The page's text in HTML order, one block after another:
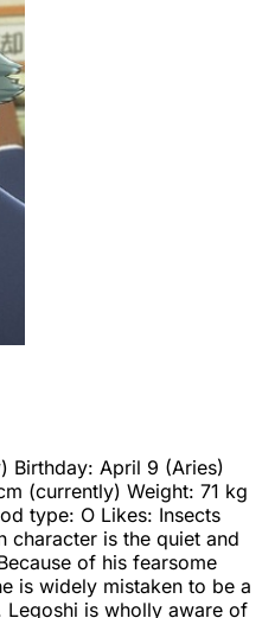
Birthday: April 9 (Aries)
(currently) Weight: 71 kg
type: O Likes: Insects
character is the quiet and
of his fearsome
is widely mistaken to be a
is wholly aware of